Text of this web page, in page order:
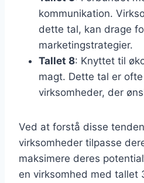
kommunikation.
dette tal, kan drage
marketingstrategier.
Tallet 8: Knyttet til
magt. Dette tal er
virksomheder, der
Ved at forstå disse
virksomheder tilpasse
maksimere deres
en virksomhed med tallet